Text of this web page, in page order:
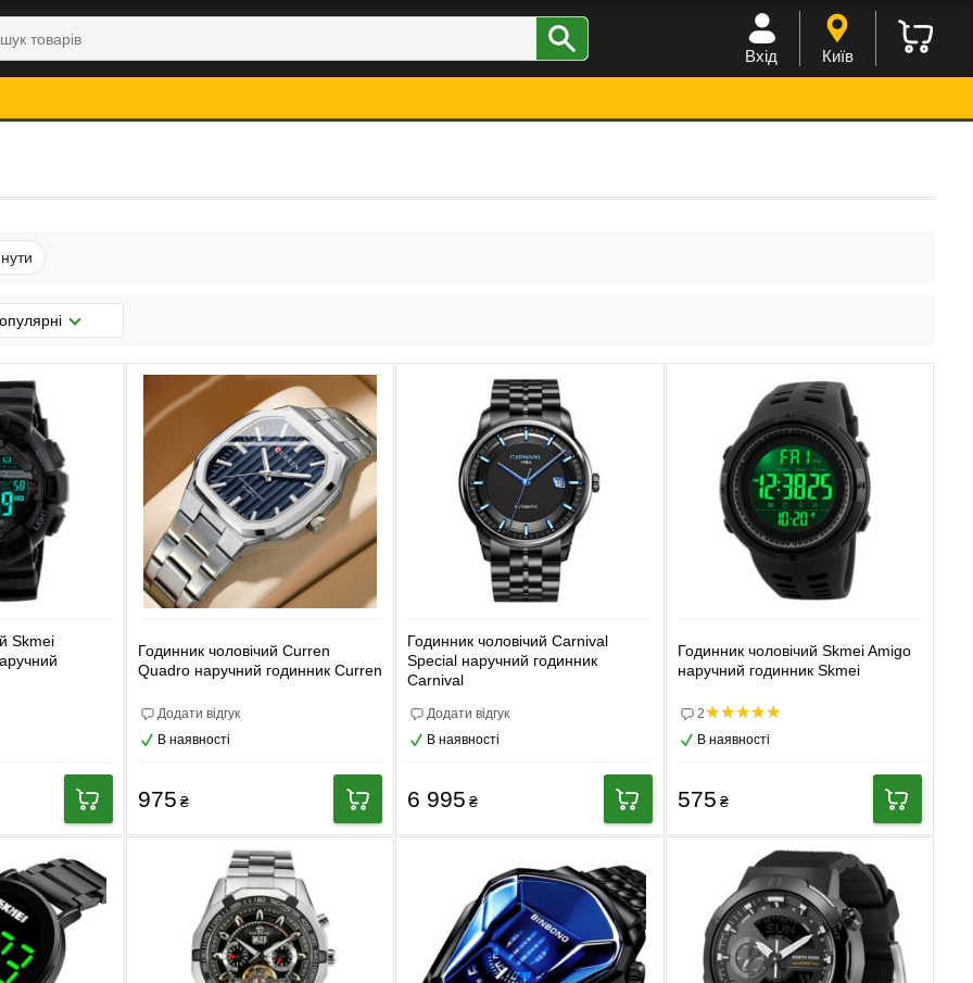
Вхід Київ
Skmei
Годинник чоловічий Curren
Quadro наручний годинник Curren
Додати відгук
В наявності
975₴
Годинник чоловічий Carnival
Special наручний годинник
Carnival
Додати відгук
В наявності
6 995₴
Годинник чоловічий Skmei Amigo
наручний годинник Skmei
2
В наявності
575₴